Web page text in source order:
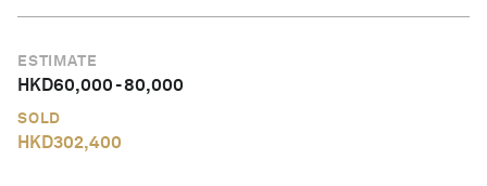
ESTIMATE
HKD60,000-80,000
SOLD
HKD302,400